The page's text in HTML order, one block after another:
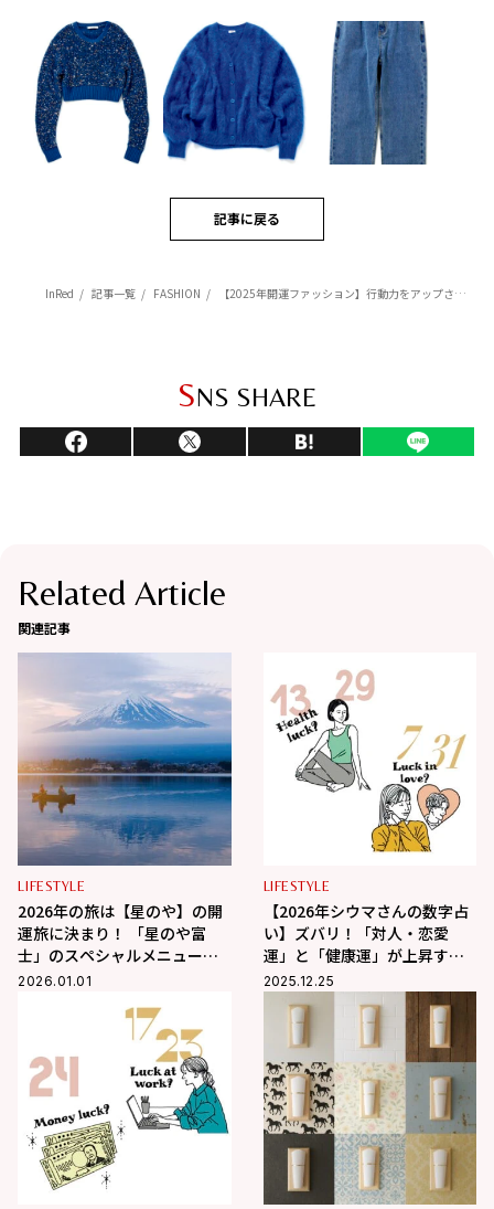
記事に戻る
InRed 記事一覧 FASHION 【2025年開運ファッション】行動力をアップさせる『ブルー』のアイテム3選
SNS SHARE
Related Article
関連記事
LIFESTYLE
2026年の旅は【星のや】の開
運旅に決まり！ 「星のや富
士」のスペシャルメニューあ
り
2026.01.01
LIFESTYLE
【2026年シウマさんの数字占
い】ズバリ！「対人・恋愛
運」と「健康運」が上昇する
開運ナンバーとは？
2025.12.25